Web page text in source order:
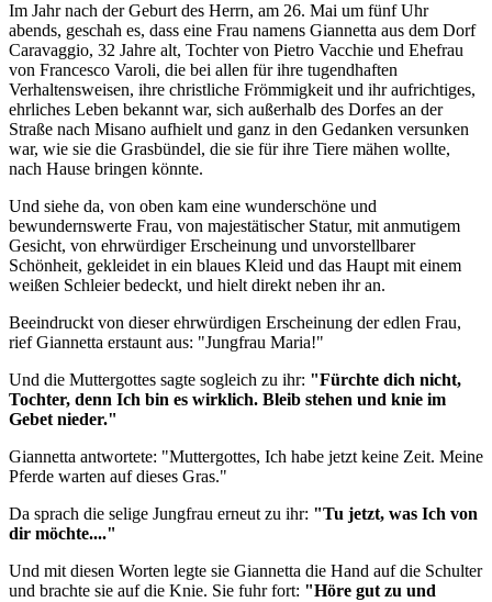
Im Jahr nach der Geburt des Herrn, am 26. Mai um fünf Uhr
abends, geschah es, dass eine Frau namens Giannetta aus dem Dorf
Caravaggio, 32 Jahre alt, Tochter von Pietro Vacchie und Ehefrau
von Francesco Varoli, die bei allen für ihre tugendhaften
Verhaltensweisen, ihre christliche Frömmigkeit und ihr aufrichtiges,
ehrliches Leben bekannt war, sich außerhalb des Dorfes an der
Straße nach Misano aufhielt und ganz in den Gedanken versunken
war, wie sie die Grasbündel, die sie für ihre Tiere mähen wollte,
nach Hause bringen könnte.
Und siehe da, von oben kam eine wunderschöne und
bewundernswerte Frau, von majestätischer Statur, mit anmutigem
Gesicht, von ehrwürdiger Erscheinung und unvorstellbarer
Schönheit, gekleidet in ein blaues Kleid und das Haupt mit einem
weißen Schleier bedeckt, und hielt direkt neben ihr an.
Beeindruckt von dieser ehrwürdigen Erscheinung der edlen Frau,
rief Giannetta erstaunt aus: "Jungfrau Maria!"
Und die Muttergottes sagte sogleich zu ihr: "Fürchte dich nicht,
Tochter, denn Ich bin es wirklich. Bleib stehen und knie im
Gebet nieder."
Giannetta antwortete: "Muttergottes, Ich habe jetzt keine Zeit. Meine
Pferde warten auf dieses Gras."
Da sprach die selige Jungfrau erneut zu ihr: "Tu jetzt, was Ich von
dir möchte...."
Und mit diesen Worten legte sie Giannetta die Hand auf die Schulter
und brachte sie auf die Knie. Sie fuhr fort: "Höre gut zu und